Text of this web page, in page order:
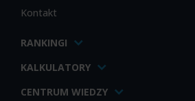
Kontakt
RANKINGI
KALKULATORY
CENTRUM WIEDZY